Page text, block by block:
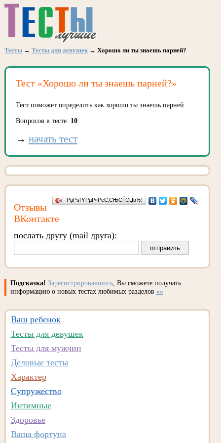
Тесты → Тесты для девушек→ Хорошо ли ты знаешь парней?
Тест «Хорошо ли ты знаешь парней?»
Тест поможет определить как хорошо ты знаешь парней.
Вопросов в тесте: 10
→ начать тест
РџРѕРґРµР»РёС‚СЊСЃСЏвЂ¦
Отзывы
ВКонтакте
послать другу (mail друга):
Подсказка! Зарегистрировавшись, Вы сможете получать
информацию о новых тестах любимых разделов »»
Ваш ребенок
Тесты для девушек
Тесты для мужчин
Деловые тесты
Характер
Супружество
Интимные
Здоровье
Ваша фортуна